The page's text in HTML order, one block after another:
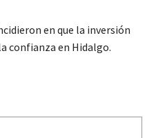
en que la inversión
confianza en Hidalgo.